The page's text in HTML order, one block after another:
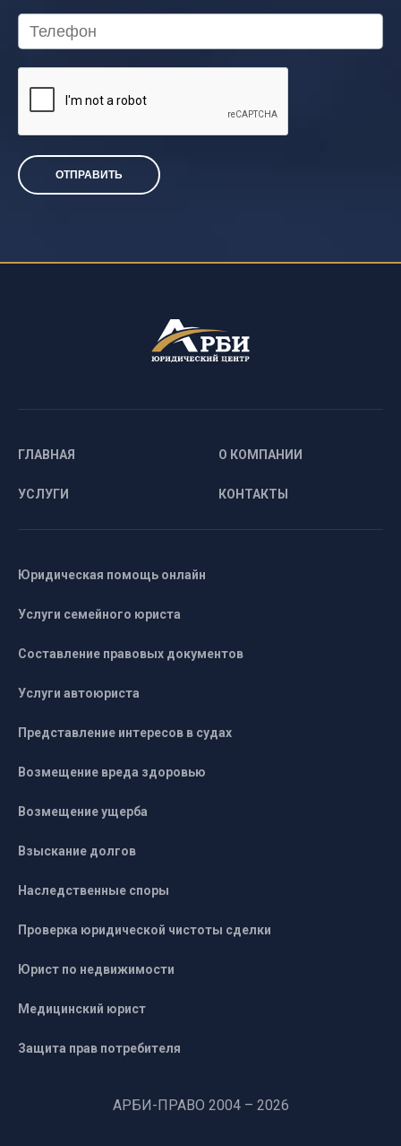
ОТПРАВИТЬ
ГЛАВНАЯ
УСЛУГИ
О КОМПАНИИ
КОНТАКТЫ
Юридическая помощь онлайн
Услуги семейного юриста
Составление правовых документов
Услуги автоюриста
Представление интересов в судах
Возмещение вреда здоровью
Возмещение ущерба
Взыскание долгов
Наследственные споры
Проверка юридической чистоты сделки
Юрист по недвижимости
Медицинский юрист
Защита прав потребителя
АРБИ-ПРАВО 2004 – 2026